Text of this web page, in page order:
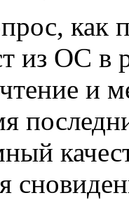
из ОС в
и